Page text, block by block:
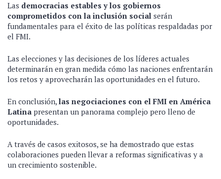
Las democracias estables y los gobiernos
comprometidos con la inclusión social serán
fundamentales para el éxito de las políticas respaldadas por
el FMI.
Las elecciones y las decisiones de los líderes actuales
determinarán en gran medida cómo las naciones enfrentarán
los retos y aprovecharán las oportunidades en el futuro.
En conclusión, las negociaciones con el FMI en América
Latina presentan un panorama complejo pero lleno de
oportunidades.
A través de casos exitosos, se ha demostrado que estas
colaboraciones pueden llevar a reformas significativas y a
un crecimiento sostenible.